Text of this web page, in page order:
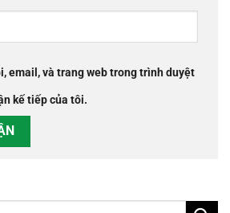
email, và trang web trong trình duyệt
kế tiếp của tôi.